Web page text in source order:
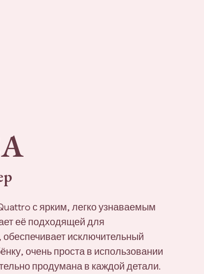
с ярким, легко узнаваемым
её подходящей для
исключительный
очень проста в использовании
продумана в каждой детали.